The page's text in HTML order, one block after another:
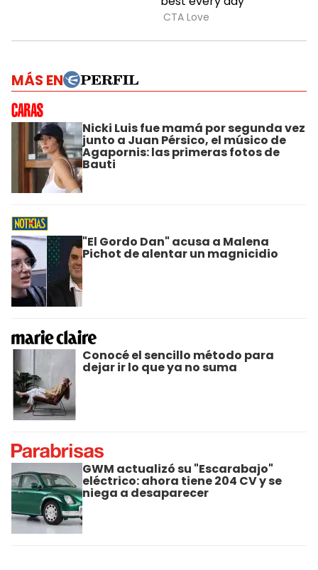
MÁS EN
Nicki Luis fue mamá por segunda vez
junto a Juan Pérsico, el músico de
Agapornis: las primeras fotos de
Bauti
"El Gordo Dan" acusa a Malena
Pichot de alentar un magnicidio
Conocé el sencillo método para
dejar ir lo que ya no suma
GWM actualizó su "Escarabajo"
eléctrico: ahora tiene 204 CV y se
niega a desaparecer